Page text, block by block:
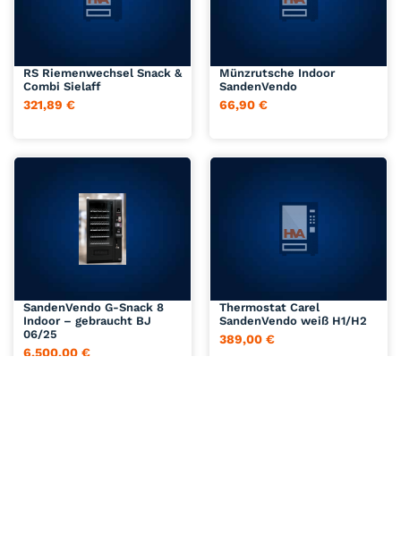
RS Riemenwechsel Snack &
Combi Sielaff
321,89 €
Münzrutsche Indoor
SandenVendo
66,90 €
SandenVendo G-Snack 8
Indoor – gebraucht BJ
06/25
6.500,00 €
Thermostat Carel
SandenVendo weiß H1/H2
389,00 €